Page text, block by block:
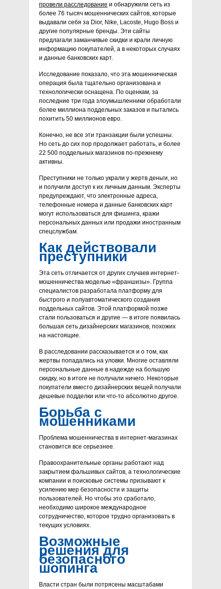
провели расследование и обнаружили сеть из
более 76 тысяч мошеннических сайтов, которые
выдавали себя за Dior, Nike, Lacoste, Hugo Boss и
другие популярные бренды. Эти сайты
предлагали заманчивые скидки и крали личную
информацию покупателей, а в некоторых случаях
и данные банковских карт.
Исследование показало, что эта мошенническая
операция была тщательно организована и
технологически оснащена. По оценкам, за
последние три года злоумышленники обработали
более миллиона поддельных заказов и пытались
похитить 50 миллионов евро.
Конечно, не все эти транзакции были успешны.
Но сеть до сих пор продолжает работать, и более
22 500 поддельных магазинов по-прежнему
активны.
Преступники не только украли у жертв деньги, но
и получили доступ к их личным данным. Эксперты
предупреждают, что электронные адреса,
телефонные номера и данные банковских карт
могут использоваться для фишинга, кражи
персональных данных или продажи иностранным
спецслужбам.
Как действовали
преступники
Эта сеть отличается от других случаев интернет-
мошенничества моделью «франшизы». Группа
специалистов разработала платформу для
быстрого и полуавтоматического создания
поддельных сайтов. Этой платформой позже
стали пользоваться и другие — в итоге появилась
большая сеть дизайнерских магазинов, похожих
на настоящие.
В расследовании рассказывается и о том, как
жертвы попадались на уловки. Многие оставляли
персональные данные в надежде на большую
скидку, но в итоге не получали ничего. Некоторые
покупатели вместо дизайнерских вещей получали
дешевые подделки или что-то абсолютно другое.
Борьба с
мошенниками
Проблема мошенничества в интернет-магазинах
становится все серьезнее.
Правоохранительные органы работают над
закрытием фальшивых сайтов, а технологические
компании и поисковые системы призывают к
усилению мер безопасности и защиты
пользователей. Но чтобы это сработало,
необходимо широкое международное
сотрудничество, которое трудно организовать в
текущих условиях.
Возможные
решения для
безопасного
шопинга
Власти стран были потрясены масштабами